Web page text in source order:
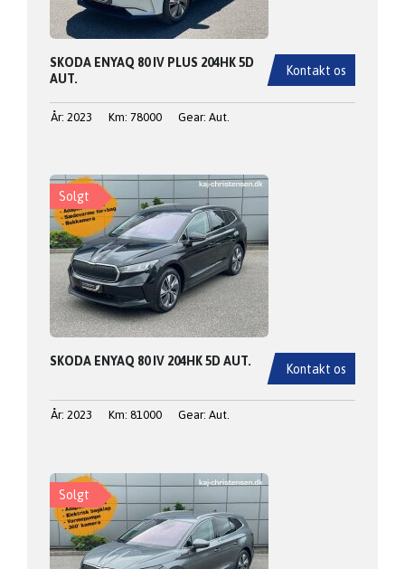
Kontakt os
SKODA ENYAQ 80 IV PLUS 204HK 5D
AUT.
År: 2023 Km: 78000 Gear: Aut.
Kontakt os
SKODA ENYAQ 80 IV 204HK 5D AUT.
År: 2023 Km: 81000 Gear: Aut.
Solgt
Solgt